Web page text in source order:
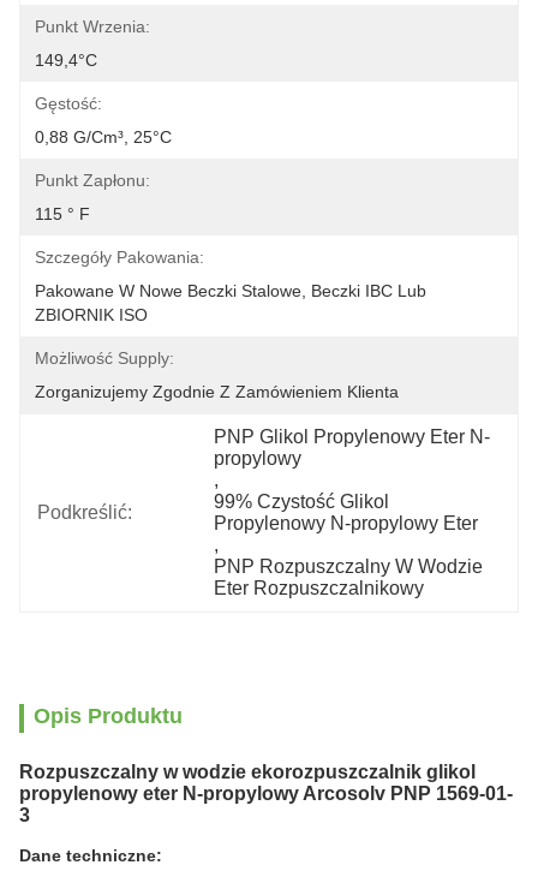
Punkt Wrzenia:
149,4°C
Gęstość:
0,88 G/cm³, 25°C
Punkt Zapłonu:
115 ° F
Szczegóły Pakowania:
Pakowane W Nowe Beczki Stalowe, Beczki IBC Lub
ZBIORNIK ISO
Możliwość Supply:
Zorganizujemy Zgodnie Z Zamówieniem Klienta
Podkreślić:
PNP Glikol Propylenowy Eter N-
propylowy
,
99% Czystość Glikol
Propylenowy N-propylowy Eter
,
PNP Rozpuszczalny W Wodzie
Eter Rozpuszczalnikowy
Opis Produktu
Rozpuszczalny w wodzie ekorozpuszczalnik glikol
propylenowy eter N-propylowy Arcosolv PNP 1569-01-
3
Dane techniczne: